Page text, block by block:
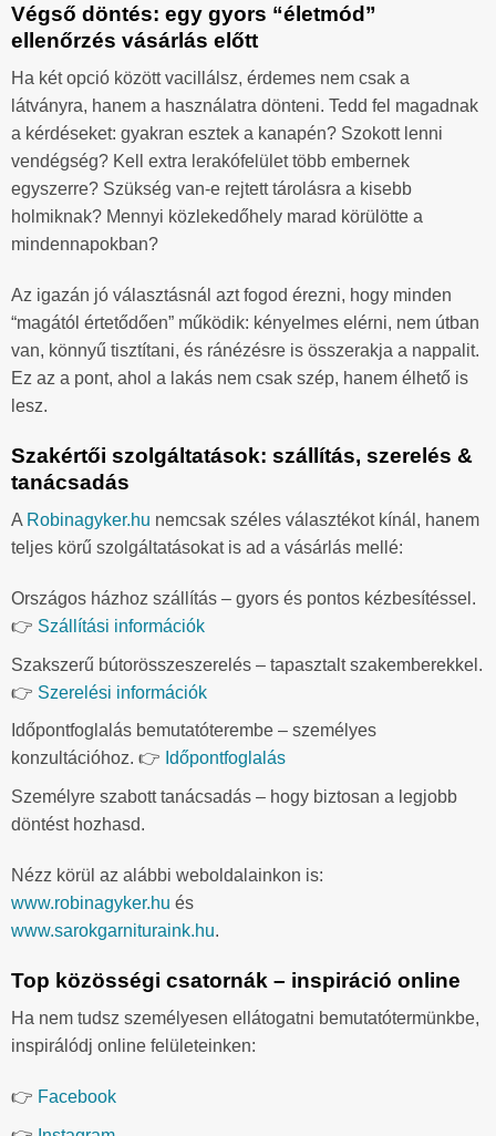
Végső döntés: egy gyors “életmód”
ellenőrzés vásárlás előtt
Ha két opció között vacillálsz, érdemes nem csak a
látványra, hanem a használatra dönteni. Tedd fel magadnak
a kérdéseket: gyakran esztek a kanapén? Szokott lenni
vendégség? Kell extra lerakófelület több embernek
egyszerre? Szükség van-e rejtett tárolásra a kisebb
holmiknak? Mennyi közlekedőhely marad körülötte a
mindennapokban?
Az igazán jó választásnál azt fogod érezni, hogy minden
“magától értetődően” működik: kényelmes elérni, nem útban
van, könnyű tisztítani, és ránézésre is összerakja a nappalit.
Ez az a pont, ahol a lakás nem csak szép, hanem élhető is
lesz.
Szakértői szolgáltatások: szállítás, szerelés &
tanácsadás
A Robinagyker.hu nemcsak széles választékot kínál, hanem
teljes körű szolgáltatásokat is ad a vásárlás mellé:
Országos házhoz szállítás – gyors és pontos kézbesítéssel.
👉 Szállítási információk
Szakszerű bútorösszeszerelés – tapasztalt szakemberekkel.
👉 Szerelési információk
Időpontfoglalás bemutatóterembe – személyes
konzultációhoz. 👉 Időpontfoglalás
Személyre szabott tanácsadás – hogy biztosan a legjobb
döntést hozhasd.
Nézz körül az alábbi weboldalainkon is:
www.robinagyker.hu és
www.sarokgarnituraink.hu.
Top közösségi csatornák – inspiráció online
Ha nem tudsz személyesen ellátogatni bemutatótermünkbe,
inspirálódj online felületeinken:
👉 Facebook